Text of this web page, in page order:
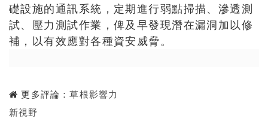
礎設施的通訊系統，定期進行弱點掃描、滲透測
試、壓力測試作業，俾及早發現潛在漏洞加以修
補，以有效應對各種資安威脅。
更多評論：草根影響力
新視野